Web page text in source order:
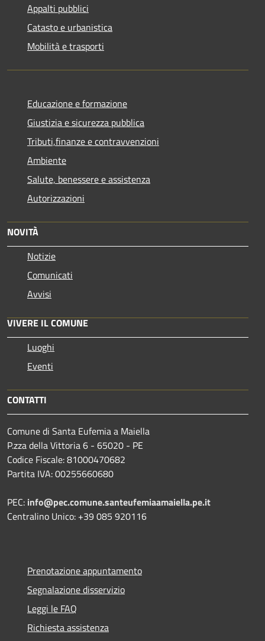
Appalti pubblici
Catasto e urbanistica
Mobilità e trasporti
Educazione e formazione
Giustizia e sicurezza pubblica
Tributi,finanze e contravvenzioni
Ambiente
Salute, benessere e assistenza
Autorizzazioni
NOVITÀ
Notizie
Comunicati
Avvisi
VIVERE IL COMUNE
Luoghi
Eventi
CONTATTI
Comune di Santa Eufemia a Maiella
P.zza della Vittoria 6 - 65020 - PE
Codice Fiscale: 81000470682
Partita IVA: 00255660680
PEC: info@pec.comune.santeufemiaamaiella.pe.it
Centralino Unico: +39 085 920116
Prenotazione appuntamento
Segnalazione disservizio
Leggi le FAQ
Richiesta assistenza